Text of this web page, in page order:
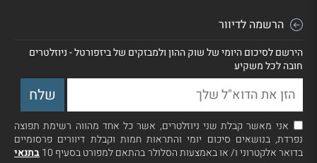
הרשמה לדיוור
הירשם לסיכום היומי של שוק ההון ולמבזקים של ביזפורטל - ניוזלטרים
חובה לכל משקיע
אני מאשר קבלת שני ניוזלטרים, אשר כל אחד מהווה רשימת תפוצה
נפרדת, בנושאים סיכום יומי והתראות חמות וקבלת דיוורים פרסומיים
בדואר אלקטרוני ו/ או באמצעות הסלולר בהתאם למפורט בסעיף 10
בתנאי